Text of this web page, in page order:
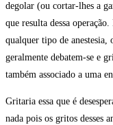
degolar (ou cortar-lhes a
que resulta dessa
qualquer tipo de anestesia,
geralmente debatem-se e
também associado a uma
Gritaria essa que é
nada pois os gritos desses